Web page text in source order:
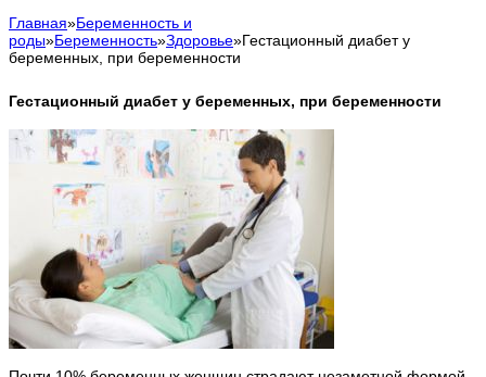
Главная»Беременность и
роды»Беременность»Здоровье»Гестационный диабет у
беременных, при беременности
Гестационный диабет у беременных, при беременности